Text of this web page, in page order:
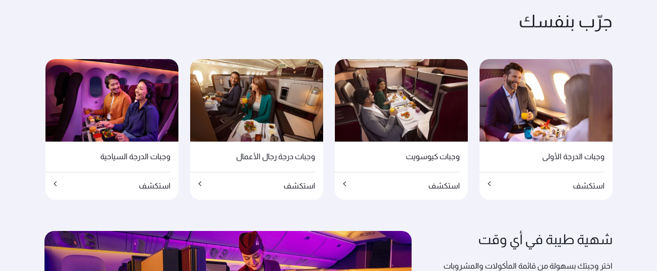
جرّب بنفسك
وجبات الدرجة الأولى
استكشف
وجبات كيوسويت
استكشف
وجبات درجة رجال الأعمال
استكشف
وجبات الدرجة السياحية
استكشف
شهية طيبة في أي وقت
اختر وجبتك بسهولة من قائمة المأكولات والمشروبات